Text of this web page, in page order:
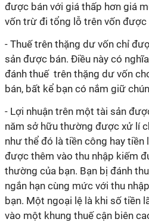
được bán với giá thấp hơn giá
vốn trừ đi tổng lỗ trên vốn được
- Thuế trên thặng dư vốn chỉ
sản được bán. Điều này có
đánh thuế trên thặng dư vốn
bán, bất kể bạn có nắm giữ
- Lợi nhuận trên một tài sản
năm sở hữu thường được xử lí
như thể đó là tiền công hay tiền
được thêm vào thu nhập kiếm
thường của bạn. Bạn bị đánh
ngắn hạn cùng mức với thu
bạn. Một ngoại lệ là khi số tiền
vào một khung thuế cận biên